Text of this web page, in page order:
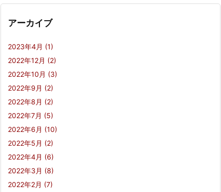
アーカイブ
2023年4月 (1)
2022年12月 (2)
2022年10月 (3)
2022年9月 (2)
2022年8月 (2)
2022年7月 (5)
2022年6月 (10)
2022年5月 (2)
2022年4月 (6)
2022年3月 (8)
2022年2月 (7)